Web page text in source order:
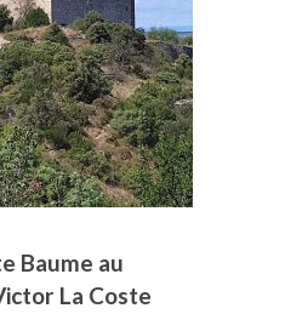
Baume au
La Coste